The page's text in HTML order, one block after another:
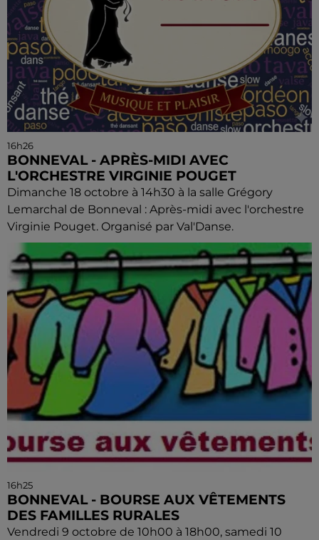
16h26
BONNEVAL - APRÈS-MIDI AVEC
L'ORCHESTRE VIRGINIE POUGET
Dimanche 18 octobre à 14h30 à la salle Grégory
Lemarchal de Bonneval : Après-midi avec l'orchestre
Virginie Pouget. Organisé par Val'Danse.
16h25
BONNEVAL - BOURSE AUX VÊTEMENTS
DES FAMILLES RURALES
Vendredi 9 octobre de 10h00 à 18h00, samedi 10